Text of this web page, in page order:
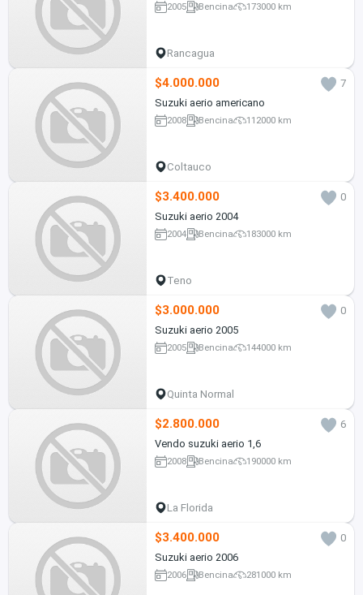
2005 Bencina 173000 km
Rancagua
$4.000.000
7
Suzuki aerio americano
2008 Bencina 112000 km
Coltauco
$3.400.000
0
Suzuki aerio 2004
2004 Bencina 183000 km
Teno
$3.000.000
0
Suzuki aerio 2005
2005 Bencina 144000 km
Quinta Normal
$2.800.000
6
Vendo suzuki aerio 1,6
2008 Bencina 190000 km
La Florida
$3.400.000
0
Suzuki aerio 2006
2006 Bencina 281000 km